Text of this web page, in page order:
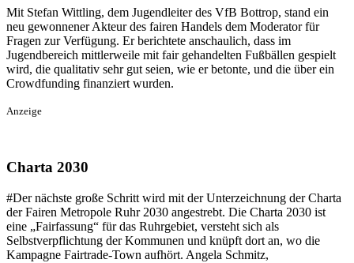
Mit Stefan Wittling, dem Jugendleiter des VfB Bottrop, stand ein
neu gewonnener Akteur des fairen Handels dem Moderator für
Fragen zur Verfügung. Er berichtete anschaulich, dass im
Jugendbereich mittlerweile mit fair gehandelten Fußbällen gespielt
wird, die qualitativ sehr gut seien, wie er betonte, und die über ein
Crowdfunding finanziert wurden.
Anzeige
Charta 2030
#Der nächste große Schritt wird mit der Unterzeichnung der Charta
der Fairen Metropole Ruhr 2030 angestrebt. Die Charta 2030 ist
eine „Fairfassung“ für das Ruhrgebiet, versteht sich als
Selbstverpflichtung der Kommunen und knüpft dort an, wo die
Kampagne Fairtrade-Town aufhört. Angela Schmitz,